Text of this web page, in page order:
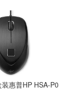
惠普HP HSA-P0